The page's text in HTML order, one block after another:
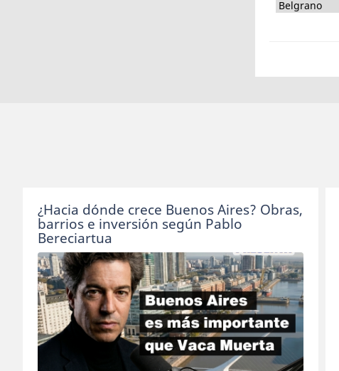
¿Hacia dónde crece Buenos Aires? Obras,
barrios e inversión según Pablo
Bereciartua